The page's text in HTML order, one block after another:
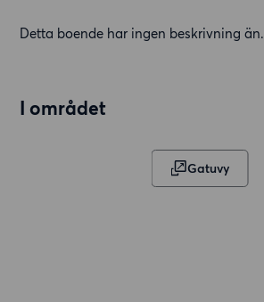
Detta boende har ingen beskrivning än.
I området
Gatuvy